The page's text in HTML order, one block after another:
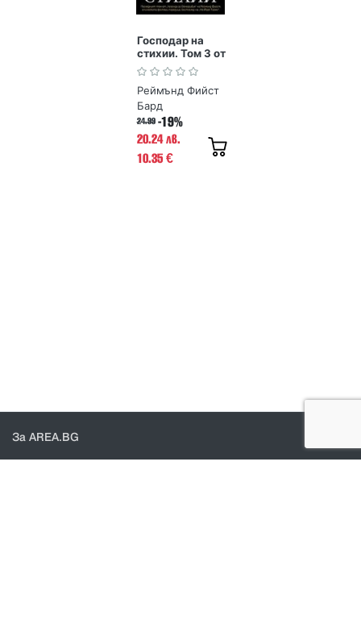
Господар на
стихии. Том 3 от
Поредица
Легенда за
Огнегривия
Реймънд Фийст
Бард
24.99 -19%
20.24 лв.
10.35 €
За AREA.BG